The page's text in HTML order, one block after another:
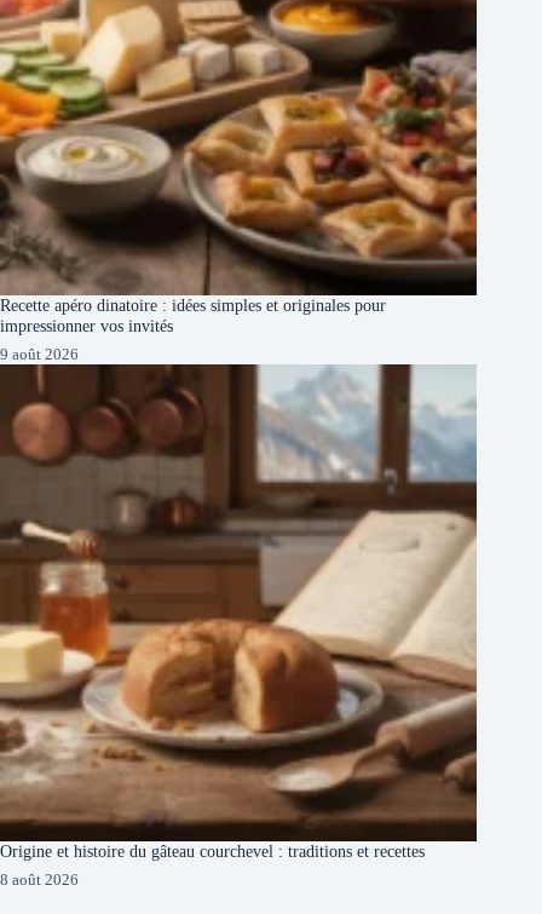
Recette apéro dinatoire : idées simples et originales pour
impressionner vos invités
9 août 2026
Origine et histoire du gâteau courchevel : traditions et recettes
8 août 2026